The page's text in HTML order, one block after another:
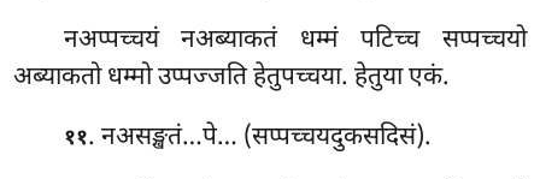
नअप्पच्चयंनअब्याकतं धम्मं पटिच्च सप्पच्चयो
अब्याकतो धम्मो उप्पज्जति हेतुपच्चया. हेतुया एकं.
११. नअसङ्खतं…पे… (सप्पच्चयदुकसदिसं).